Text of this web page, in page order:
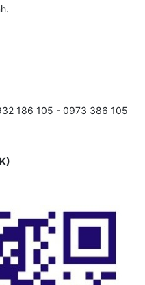
186 105 - 0973 386 105